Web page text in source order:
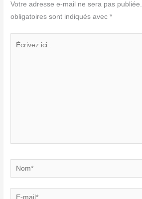
Votre adresse e-mail ne sera pas publiée.
obligatoires sont indiqués avec*
Nom*
E-